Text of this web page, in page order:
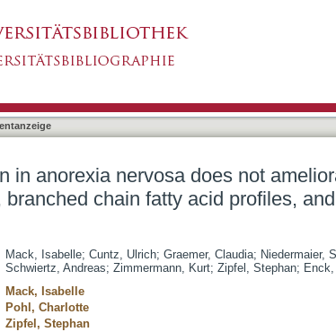
ameliorate the faecal microbiota,
in anorexia nervosa does not
branched chain fatty acid profiles,
Mack, Isabelle; Cuntz, Ulrich; Graemer, Claudia; Niedermaier,
Schwiertz, Andreas; Zimmermann, Kurt; Zipfel, Stephan; Enck,
Mack, Isabelle
Pohl, Charlotte
Zipfel, Stephan